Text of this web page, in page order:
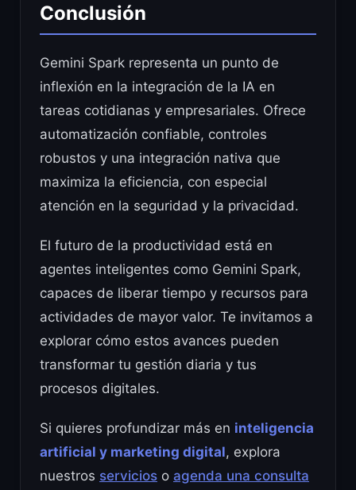
Conclusión
Gemini Spark representa un punto de
inflexión en la integración de la IA en
tareas cotidianas y empresariales. Ofrece
automatización confiable, controles
robustos y una integración nativa que
maximiza la eficiencia, con especial
atención en la seguridad y la privacidad.
El futuro de la productividad está en
agentes inteligentes como Gemini Spark,
capaces de liberar tiempo y recursos para
actividades de mayor valor. Te invitamos a
explorar cómo estos avances pueden
transformar tu gestión diaria y tus
procesos digitales.
Si quieres profundizar más en inteligencia
artificial y marketing digital, explora
nuestros servicios o agenda una consulta